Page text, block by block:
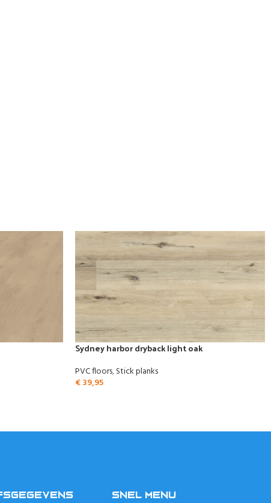
Sydney harbor dryback light oak
PVC floors,Stick planks
€39,95
SNEL MENU